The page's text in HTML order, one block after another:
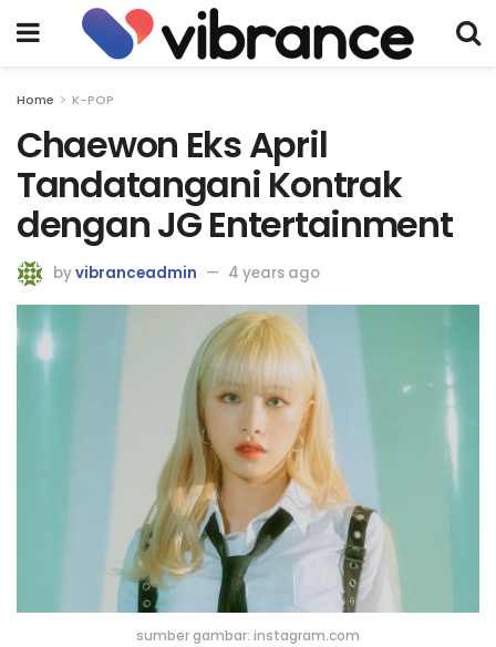
Home K-POP
Chaewon Eks April
Tandatangani Kontrak
dengan JG Entertainment
byvibranceadmin 4 years ago
sumber gambar: instagram.com